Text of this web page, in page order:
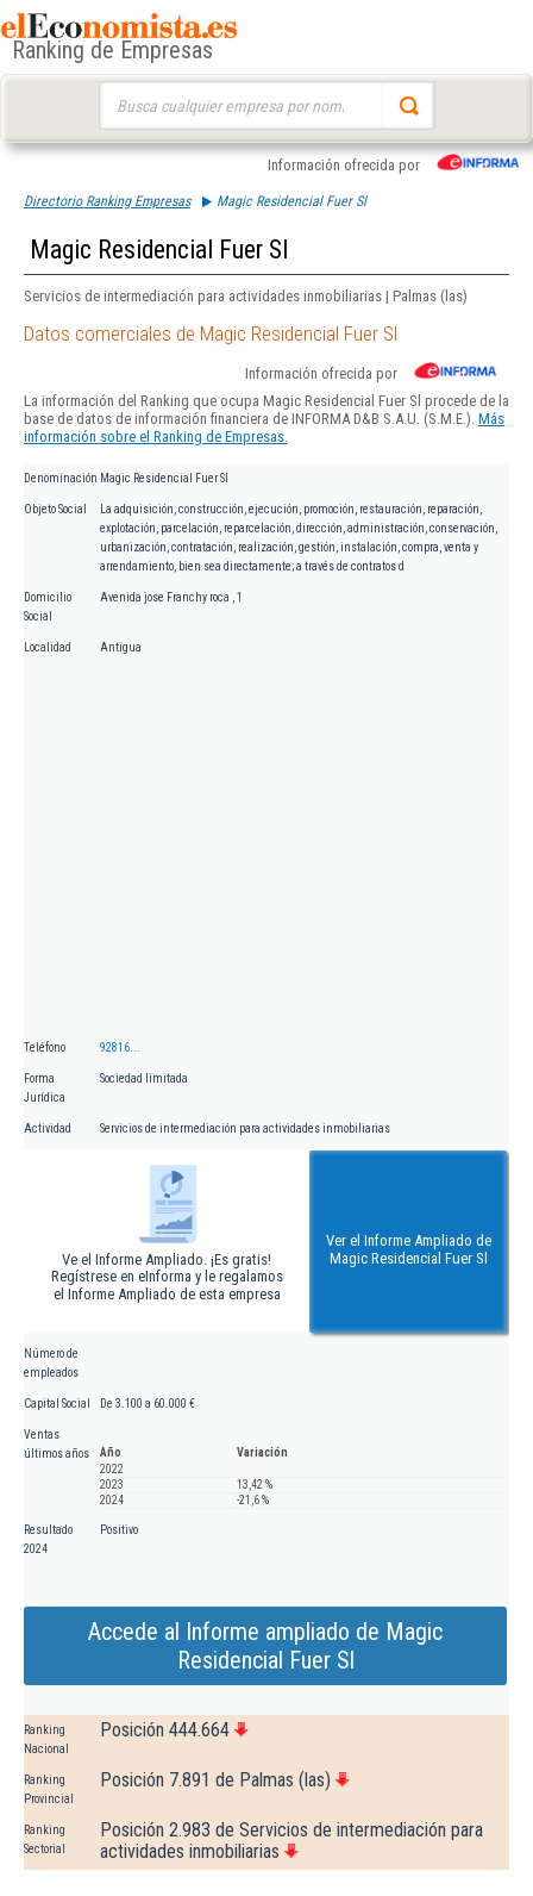
Ranking de Empresas
Información ofrecida por
Directorio Ranking Empresas Magic Residencial Fuer Sl
Magic Residencial Fuer Sl
Servicios de intermediación para actividades inmobiliarias | Palmas (las)
Datos comerciales de Magic Residencial Fuer Sl
Información ofrecida por
La información del Ranking que ocupa Magic Residencial Fuer Sl procede de la
base de datos de información financiera de INFORMA D&B S.A.U. (S.M.E.). Más
información sobre el Ranking de Empresas.
Denominación Magic Residencial Fuer Sl
Objeto Social
La adquisición, construcción, ejecución, promoción, restauración, reparación,
explotación, parcelación, reparcelación, dirección, administración, conservación,
urbanización, contratación, realización, gestión, instalación, compra, venta y
arrendamiento, bien sea directamente; a través de contratos d
Domicilio
Social
Avenida jose Franchy roca , 1
Localidad Antigua
Teléfono 92816...
Forma
Jurídica
Sociedad limitada
Actividad Servicios de intermediación para actividades inmobiliarias
Ve el Informe Ampliado. ¡Es gratis!
Regístrese en eInforma y le regalamos
el Informe Ampliado de esta empresa
Ver el Informe Ampliado de
Magic Residencial Fuer Sl
Número de
empleados
Capital Social De 3.100 a 60.000 €
Ventas
últimos años
Año
Variación
2022
2023
13,42 %
2024
-21,6 %
Resultado
2024
Positivo
Accede al Informe ampliado de Magic
Residencial Fuer Sl
Ranking
Nacional
Posición 444.664
Ranking
Provincial
Posición 7.891 de Palmas (las)
Ranking
Sectorial
Posición 2.983 de Servicios de intermediación para
actividades inmobiliarias